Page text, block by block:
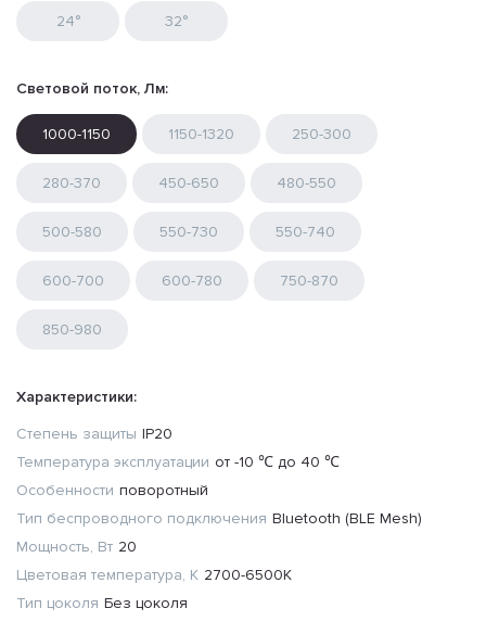
24° 32°
Световой поток, Лм:
1000-1150 1150-1320 250-300
280-370 450-650 480-550
500-580 550-730 550-740
600-700 600-780 750-870
850-980
Характеристики:
Степень защиты IP20
Температура эксплуатации от -10 ℃ до 40 ℃
Особенности поворотный
Тип беспроводного подключения Bluetooth (BLE Mesh)
Мощность, Вт 20
Цветовая температура, К 2700-6500K
Тип цоколя Без цоколя